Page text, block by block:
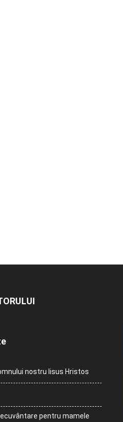
nostru Iisus Hristos
pentru mamele